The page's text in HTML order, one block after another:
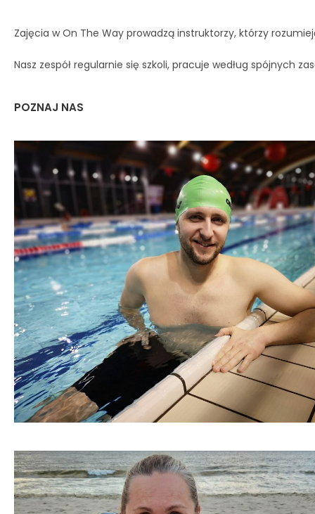
Zajęcia w On The Way prowadzą instruktorzy, którzy
Nasz zespół regularnie się szkoli, pracuje według spójnych
POZNAJ NAS